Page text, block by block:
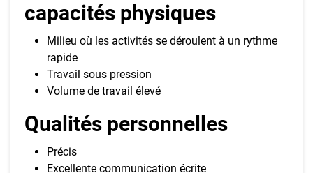
capacités physiques
Milieu où les activités se déroulent à un rythme
rapide
Travail sous pression
Volume de travail élevé
Qualités personnelles
Précis
Excellente communication écrite